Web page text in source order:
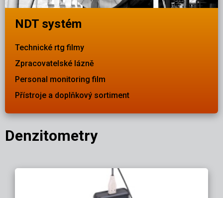
NDT systém
Technické rtg filmy
Zpracovatelské lázně
Personal monitoring film
Přístroje a doplňkový sortiment
Denzitometry